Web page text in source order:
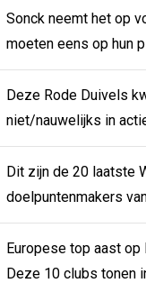
Sonck neemt het op
moeten eens op hun
Deze Rode Duivels
niet/nauwelijks in
Dit zijn de 20 laatste
doelpuntenmakers
Europese top aast op
Deze 10 clubs